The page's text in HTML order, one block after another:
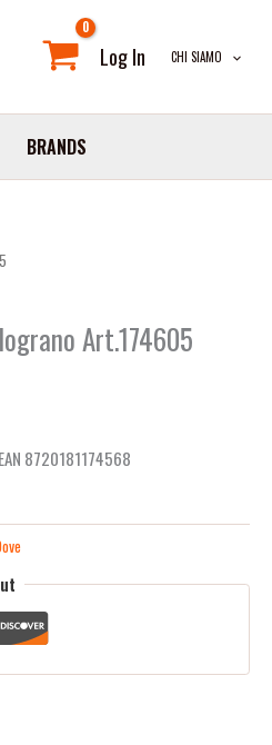
Log In CHI SIAMO
BRANDS
Art.174605
EAN 8720181174568